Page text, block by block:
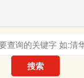
搜索